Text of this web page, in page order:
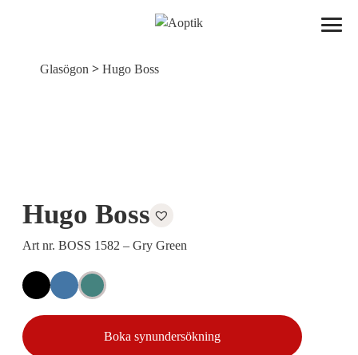
Aoptik
Glasögon > Hugo Boss
Hugo Boss
Art nr. BOSS 1582 – Gry Green
Boka synundersökning